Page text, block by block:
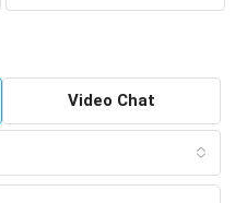
Video Chat